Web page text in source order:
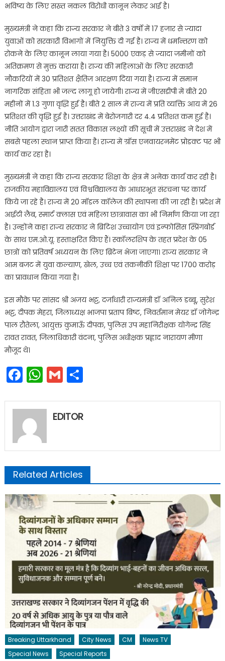
भविष्य के लिए सख्त नकल विरोधी कानून लेकर आई है।
मुख्यमंत्री ने कहा कि राज्य सरकार ने बीते 3 वर्षो में 17 हजार से ज्यादा
युवाओं को सरकारी विभागों में नियुक्ति दी गई है। राज्य में धर्मान्तरण को
रोकने के लिए कानून लाया गया है। 5000 एकड़ से ज्यादा जमीनों को
अतिक्रमण से मुक्त कराया है। राज्य की महिलाओं के लिए सरकारी
नौकरियों में 30 प्रतिशत क्षैतिज आरक्षण दिया गया है। राज्य में समान
नागरिक संहिता भी जल्द लागू हो जायेगी। राज्य में जीएसडीपी में बीते 20
महीनों में 1.3 गुणा वृद्धि हुई है। बीते 2 साल में राज्य में प्रति व्यक्ति आय में 26
प्रतिशत की वृद्धि हुई है। उत्तराखंड में बेरोजगारी दर 4.4 प्रतिशत कम हुई है।
नीति आयोग द्वारा जारी सतत विकास लक्ष्यों की सूची में उत्तराखंड ने देश में
सबसे पहला स्थान प्राप्त किया है। राज्य में ग्रॉस एनवायरनमेंट प्रोडक्ट पर भी
कार्य कर रहा है।
मुख्यमंत्री ने कहा कि राज्य सरकार शिक्षा के क्षेत्र में अनेक कार्य कर रही है।
राजकीय महाविद्यालय एवं विश्वविद्यालय के आधारभूत संरचना पर कार्य
किये जा रहे है। राज्य में 20 मॉडल कॉलेज की स्थापना की जा रही है। प्रदेश में
आईटी लैब, स्मार्ट क्लास एवं महिला छात्रावास का भी निर्माण किया जा रहा
है। उन्होंने कहा राज्य सरकार ने ब्रिटिश उच्चायोग एवं इन्फोसिस स्प्रिंगबोर्ड
के साथ एम.ओ.यू. हस्ताक्षरित किए हैं। स्कॉलरशिप के तहत प्रदेश के 05
छात्रों को प्रतिवर्ष अध्ययन के लिए ब्रिटेन भेजा जाएगा। राज्य सरकार ने
आम बजट में युवा कल्याण, खेल, उच्च एवं तकनीकी शिक्षा पर 1700 करोड़
का प्रावधान किया गया है।
इस मौके पर सांसद श्री अजय भट्ट, दर्जाधारी राज्यमंत्री डॉ अनिल डब्बू, सुरेश
भट्ट, दीपक मेहरा, जिलाध्यक्ष भाजपा प्रताप बिष्ट, निवर्तमान मेयर डॉ जोगेन्द्र
पाल रौतेला, आयुक्त कुमाऊँ दीपक, पुलिस उप महानिरीक्षक योगेन्द्र सिंह
रावत रावत, जिलाधिकारी वंदना, पुलिस अधीक्षक प्रह्लाद नारायण मीणा
मौजूद थे।
Facebook
WhatsApp
GmailShare
EDITOR
Related Articles
Breaking Uttarkhand City News CM
News TV
Special News
Special Reports